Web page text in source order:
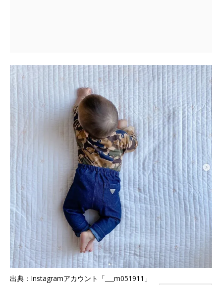
出典：Instagramアカウント「___m051911」